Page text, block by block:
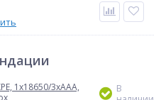
1х18650/3xAAA,
В